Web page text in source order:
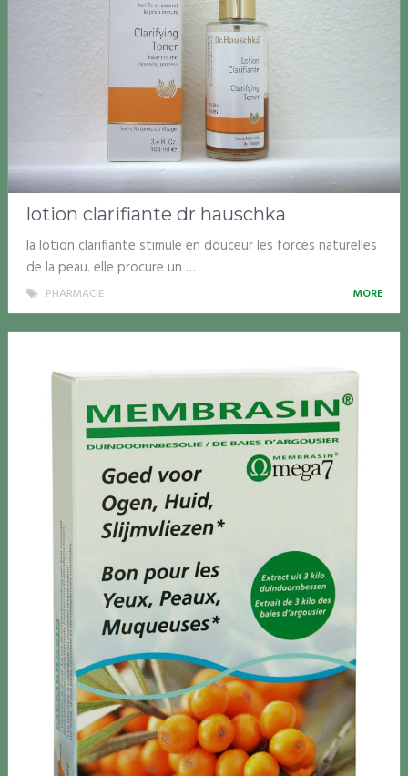
lotion clarifiante dr hauschka
la lotion clarifiante stimule en douceur les forces naturelles
de la peau. elle procure un …
PHARMACIE MORE